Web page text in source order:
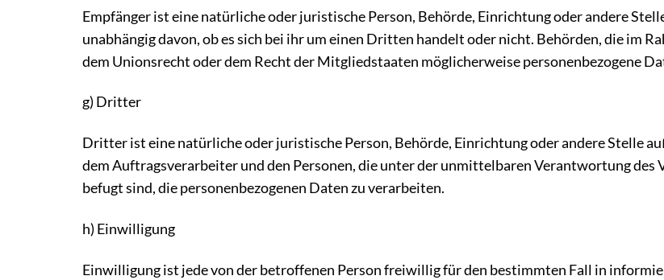
Empfänger ist eine natürliche oder juristische Person, Behörde, Einrichtung oder andere
unabhängig davon, ob es sich bei ihr um einen Dritten handelt oder nicht. Behörden, die im
dem Unionsrecht oder dem Recht der Mitgliedstaaten möglicherweise personenbezogene
g) Dritter
Dritter ist eine natürliche oder juristische Person, Behörde, Einrichtung oder andere Stelle
dem Auftragsverarbeiter und den Personen, die unter der unmittelbaren Verantwortung
befugt sind, die personenbezogenen Daten zu verarbeiten.
h) Einwilligung
Einwilligung ist jede von der betroffenen Person freiwillig für den bestimmten Fall in